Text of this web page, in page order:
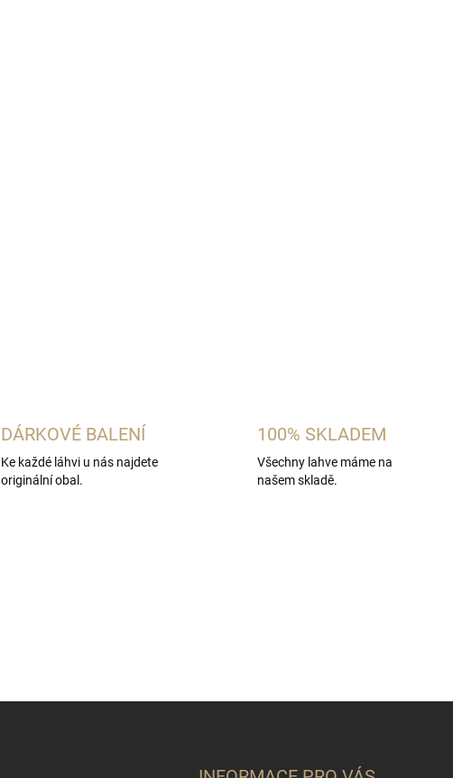
DÁRKOVÉ BALENÍ
Ke každé láhvi u nás najdete
originální obal.
100% SKLADEM
Všechny lahve máme na
našem skladě.